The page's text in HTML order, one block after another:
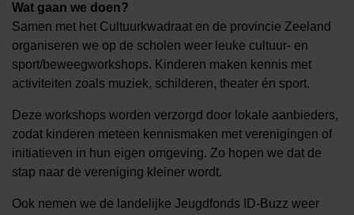
Wat gaan we doen?
Samen met het Cultuurkwadraat en de provincie Zeeland
organiseren we op de scholen weer leuke cultuur- en
sport/beweegworkshops. Kinderen maken kennis met
activiteiten zoals muziek, schilderen, theater én sport.
Deze workshops worden verzorgd door lokale aanbieders,
zodat kinderen meteen kennismaken met verenigingen of
initiatieven in hun eigen omgeving. Zo hopen we dat de
stap naar de vereniging kleiner wordt.
Ook nemen we de landelijke Jeugdfonds ID-Buzz weer